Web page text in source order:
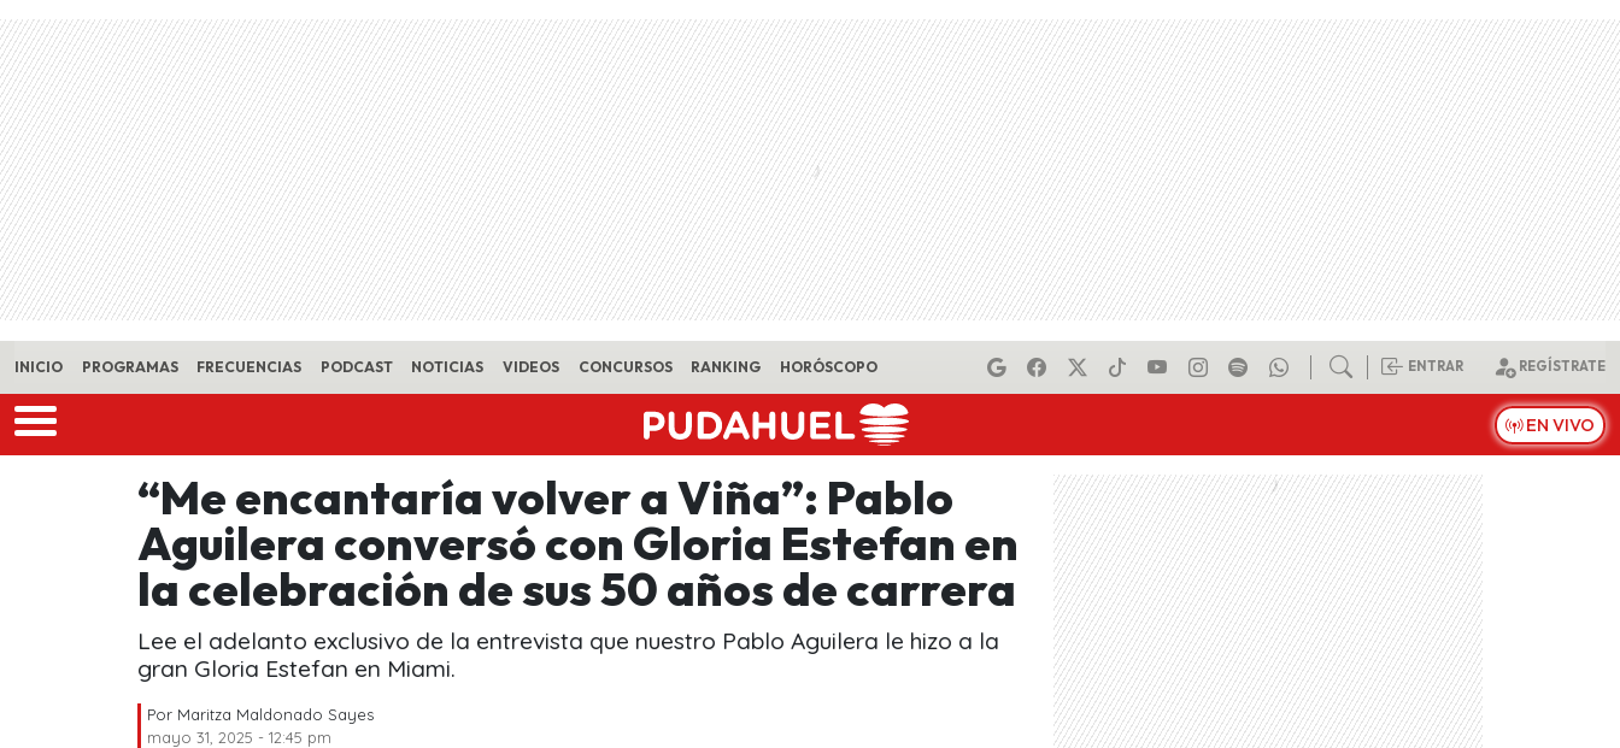
Skip to main content
INICIO PROGRAMAS FRECUENCIAS PODCAST NOTICIAS VIDEOS CONCURSOS RANKING HORÓSCOPO ENTRAR REGÍSTRATE
EN VIVO
“Me encantaría volver a Viña”: Pablo
Aguilera conversó con Gloria Estefan en
la celebración de sus 50 años de carrera
Lee el adelanto exclusivo de la entrevista que nuestro Pablo Aguilera le hizo a la
gran Gloria Estefan en Miami.
Por Maritza Maldonado Sayes
mayo 31, 2025 - 12:45 pm